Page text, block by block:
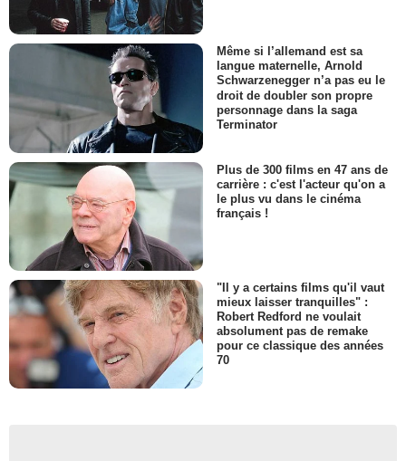
Même si l’allemand est sa
langue maternelle, Arnold
Schwarzenegger n’a pas eu le
droit de doubler son propre
personnage dans la saga
Terminator
Plus de 300 films en 47 ans de
carrière : c'est l'acteur qu'on a
le plus vu dans le cinéma
français !
"Il y a certains films qu'il vaut
mieux laisser tranquilles" :
Robert Redford ne voulait
absolument pas de remake
pour ce classique des années
70